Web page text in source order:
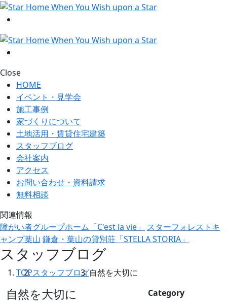
Close
HOME
イベント・見学会
施工事例
家づくりについて
土地活用・賃貸住宅建築
スタッフブログ
会社案内
アクセス
お問い合わせ・資料請求
無料相談
関連情報
障がい者グループホーム「C'est la vie」
スターフォレストキ
ャンプ葉山 鎌倉・葉山の貸別荘「STELLA STORIA」
スタッフブログ
TOPスタッフブログ自然を大切に
自然を大切に
Category